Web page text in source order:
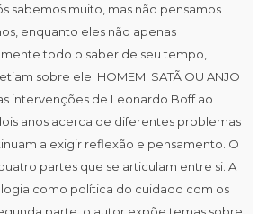
sabemos muito, mas não pensamos
enquanto eles não apenas
todo o saber de seu tempo,
sobre ele. HOMEM: SATÃ OU ANJO
intervenções de Leonardo Boff ao
anos acerca de diferentes problemas
a exigir reflexão e pensamento. O
partes que se articulam entre si. A
como política do cuidado com os
parte, o autor expõe temas sobre